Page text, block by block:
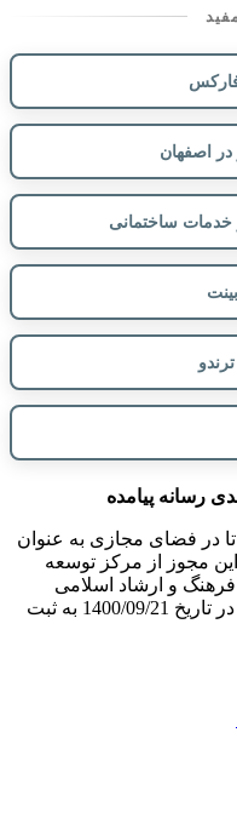
اصفهان
خدمات ساختمانی
رسانه پیامده
در فضای مجازی به عنوان
مجوز از مرکز توسعه
و ارشاد اسلامی
دریافت شده و با شماره پرونده 12565 در تاریخ 1400/09/21 به ثبت